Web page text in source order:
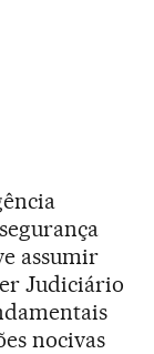
assumir
Judiciário
nocivas